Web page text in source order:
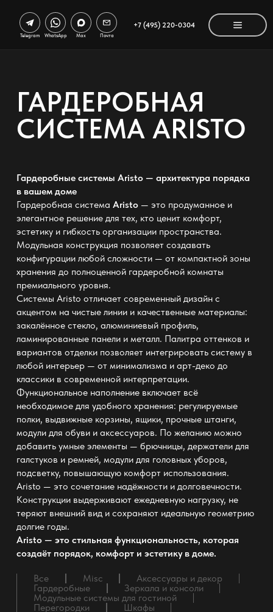
+7 (495) 220-0304
Telegram WhatsApp Max Почта
ГАРДЕРОБНАЯ
СИСТЕМА ARISTO
Гардеробные системы Aristo — архитектура порядка
в вашем доме
Гардеробная система Aristo— это продуманное и
элегантное решение для тех, кто ценит комфорт,
эстетику и гибкость организации пространства.
Модульная конструкция позволяет создавать
конфигурации любой сложности — от компактной зоны
хранения до полноценной гардеробной комнаты
премиального уровня.
Системы Aristo отличает современный дизайн с
акцентом на чистые линии и качественные материалы:
закалённое стекло, алюминиевый профиль,
ламинированные панели и металл. Палитра оттенков и
вариантов отделки позволяет интегрировать систему в
любой интерьер — от минимализма и арт-деко до
классики в современной интерпретации.
Функциональное наполнение включает всё
необходимое для удобного хранения: регулируемые
полки, выдвижные корзины, ящики, прочные штанги,
модули для обуви и аксессуаров. По желанию можно
добавить умные элементы — брючницы, держатели для
галстуков и ремней, модули для головных уборов,
подсветку, повышающую комфорт использования.
Aristo — это сочетание надёжности и долговечности.
Конструкции выдерживают ежедневную нагрузку, не
теряют внешний вид и сохраняют идеальную геометрию
долгие годы.
Aristo — это стильная функциональность, которая
создаёт порядок, комфорт и эстетику в доме.
Все Misc
Аксессуары и декор
Гардеробные
Зеркала и консоли
Модульные системы для гостиной
Перегородки
Шкафы